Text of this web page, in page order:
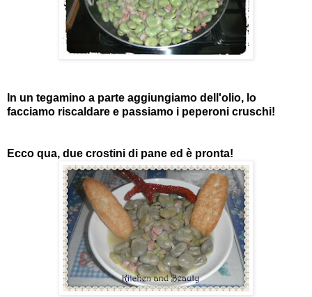
In un tegamino a parte aggiungiamo dell'olio, lo
facciamo riscaldare e passiamo i peperoni cruschi!
Ecco qua, due crostini di pane ed è pronta!